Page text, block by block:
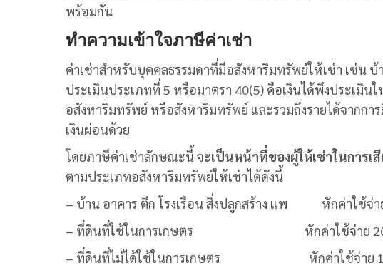
พร้อมกัน
ทำความเข้าใจภาษีค่าเช่า
ค่าเช่าสำหรับบุคคลธรรมดาที่มีอสังหาริมทรัพย์ให้เช่า เช่น บ้
ประเมินประเภทที่ 5 หรือมาตรา 40(5) คือเงินได้พึงประเมิน
อสังหาริมทรัพย์ หรือสังหาริมทรัพย์ และรวมถึงรายได้จากก
เงินผ่อนด้วย
โดยภาษีค่าเช่าลักษณะนี้ จะเป็นหน้าที่ของผู้ให้เช่าในการเ
ตามประเภทอสังหาริมทรัพย์ให้เช่าได้ดังนี้
– บ้าน อาคาร ตึก โรงเรือน สิ่งปลูกสร้าง แพ หักค่าใช้จ่า
– ที่ดินที่ใช้ในการเกษตร หักค่าใช้จ่าย 20%
– ที่ดินที่ไม่ได้ใช้ในการเกษตร หักค่าใช้จ่าย